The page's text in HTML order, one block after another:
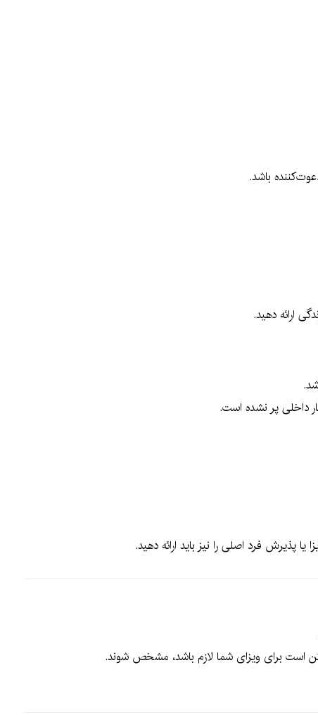
باشد.
ارائه دهید.
پذیرش فرد اصلی را نیز باید ارائه دهید.
است برای ویزای شما لازم باشد، مشخص شوند.